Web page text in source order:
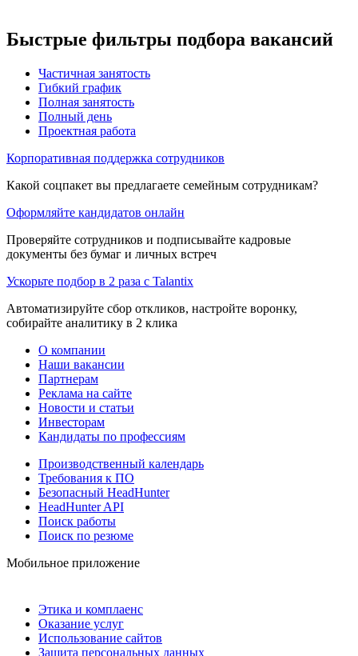
Быстрые фильтры подбора вакансий
Частичная занятость
Гибкий график
Полная занятость
Полный день
Проектная работа
Корпоративная поддержка сотрудников
Какой соцпакет вы предлагаете семейным сотрудникам?
Оформляйте кандидатов онлайн
Проверяйте сотрудников и подписывайте кадровые
документы без бумаг и личных встреч
Ускорьте подбор в 2 раза с Talantix
Автоматизируйте сбор откликов, настройте воронку,
собирайте аналитику в 2 клика
О компании
Наши вакансии
Партнерам
Реклама на сайте
Новости и статьи
Инвесторам
Кандидаты по профессиям
Производственный календарь
Требования к ПО
Безопасный HeadHunter
HeadHunter API
Поиск работы
Поиск по резюме
Мобильное приложение
Этика и комплаенс
Оказание услуг
Использование сайтов
Защита персональных данных